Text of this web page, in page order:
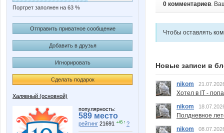
Портрет заполнен на 63 %
Отправить приватное сообщение
Добавить в друзья
Игнорировать
Сделать подарок
Халявный (основной)
популярность:
589 место
рейтинг 21691 +45 ↑ ?
0 комментариев.
Чтобы оставлять
Новые записи в
nikom
Хотел в IT -
nikom
Полдневное
nikom